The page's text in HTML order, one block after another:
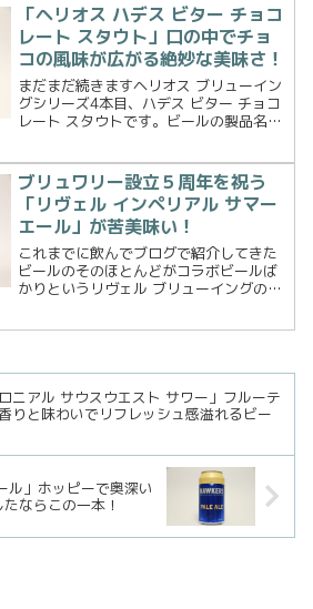
「ヘリオス ハデス ビター チョコ
レート スタウト」口の中でチョ
コの風味が広がる絶妙な美味さ！
まだまだ続きますヘリオス ブリューイン
グシリーズ4本目、ハデス ビター チョコ
レート スタウトです。ビールの製品名が
前をしらべウェブサイトを読みふけって
います 笑さてハ...
ブリュワリー設立５周年を祝う
「リヴェル インペリアル サマー
エール」が苦美味い！
これまでに飲んでブログで紹介してきた
ビールのそのほとんどがコラボビールば
かりというリヴェル ブリューイングのビ
ロニアル サウスウエスト サワー」フルーテ
りと味わいでリフレッシュ感溢れるビー
ル」ホッピーで奥深い
ならこの一本！